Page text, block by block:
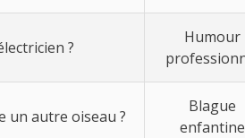
?
Humour
un autre oiseau ?
Blague
enfantine